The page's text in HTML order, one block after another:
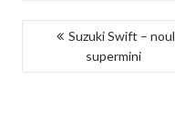
NAVIGARE
Suzuki Swift – noul
supermini